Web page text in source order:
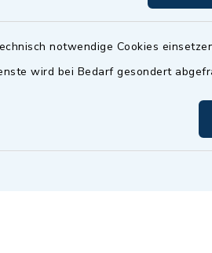
notwendige Cookies
wird bei Bedarf gesondert
(abweichende Termine
zuständigen